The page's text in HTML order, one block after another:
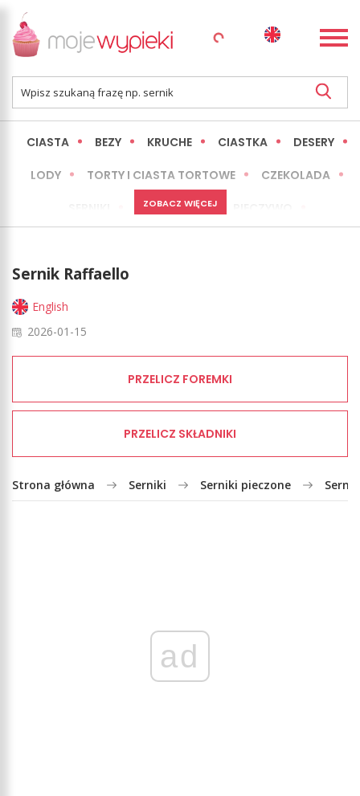
CIASTA BEZY KRUCHE CIASTKA DESERY
LODY TORTY I CIASTA TORTOWE CZEKOLADA
MINI WYPIEKI
LŻEJSZE / ZDROWSZE
ZOBACZ WIĘCEJ
Sernik Raffaello
English
2026-01-15
PRZELICZ FOREMKI
PRZELICZ SKŁADNIKI
Strona główna Serniki Serniki pieczone
ad